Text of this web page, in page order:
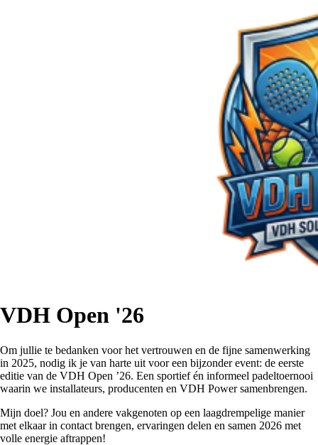
VDH Open '26
Om jullie te bedanken voor het vertrouwen en de fijne samenwerking
in 2025, nodig ik je van harte uit voor een bijzonder event: de eerste
editie van de VDH Open ’26. Een sportief én informeel padeltoernooi
waarin we installateurs, producenten en VDH Power samenbrengen.
Mijn doel? Jou en andere vakgenoten op een laagdrempelige manier
met elkaar in contact brengen, ervaringen delen en samen 2026 met
volle energie aftrappen!